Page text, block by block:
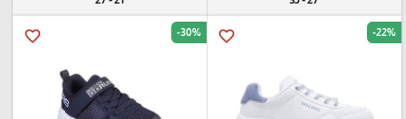
favorite_border -22%
favorite_border -30%